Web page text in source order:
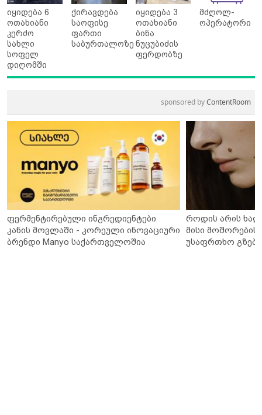
იყიდება 6
ოთახიანი
კერძო
სახლი
სოფელ
დიღომში
ქირავდება
საოფისე
ფართი
საბურთალოზე
იყიდება 3
ოთახიანი
ბინა
ნუცუბიძის
ფერდობზე
მძღოლ-
ოპერატორი
sponsored byContentRoom
ფერმენტირებული ინგრედიენტები
კანის მოვლაში - კორეული ინოვაციური
ბრენდი Manyo საქართველოშია
როდის არის
მისი მოშორების
უსაფრთხო გზები